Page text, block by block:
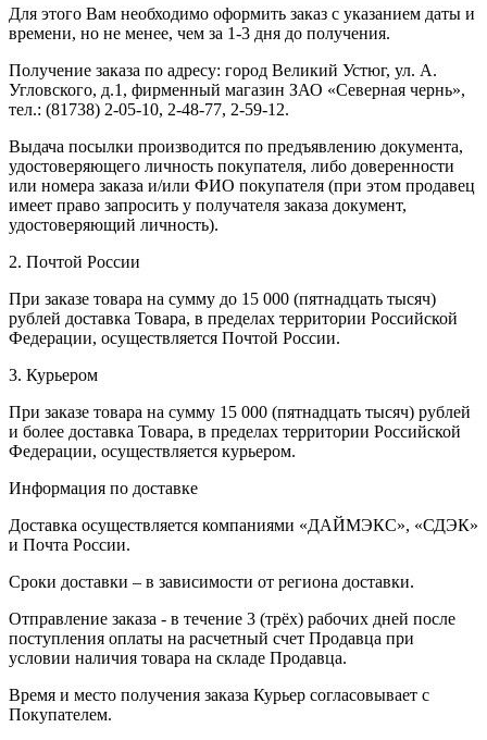
Для этого Вам необходимо оформить заказ с указанием даты и
времени, но не менее, чем за 1-3 дня до получения.
Получение заказа по адресу: город Великий Устюг, ул. А.
Угловского, д.1, фирменный магазин ЗАО «Северная чернь»,
тел.: (81738) 2-05-10, 2-48-77, 2-59-12.
Выдача посылки производится по предъявлению документа,
удостоверяющего личность покупателя, либо доверенности
или номера заказа и/или ФИО покупателя (при этом продавец
имеет право запросить у получателя заказа документ,
удостоверяющий личность).
2. Почтой России
При заказе товара на сумму до 15 000 (пятнадцать тысяч)
рублей доставка Товара, в пределах территории Российской
Федерации, осуществляется Почтой России.
3. Курьером
При заказе товара на сумму 15 000 (пятнадцать тысяч) рублей
и более доставка Товара, в пределах территории Российской
Федерации, осуществляется курьером.
Информация по доставке
Доставка осуществляется компаниями «ДАЙМЭКС», «СДЭК»
и Почта России.
Сроки доставки – в зависимости от региона доставки.
Отправление заказа - в течение 3 (трёх) рабочих дней после
поступления оплаты на расчетный счет Продавца при
условии наличия товара на складе Продавца.
Время и место получения заказа Курьер согласовывает с
Покупателем.